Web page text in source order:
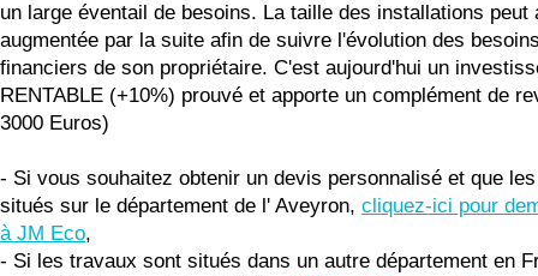
un large éventail de besoins. La taille des installations peut
augmentée par la suite afin de suivre l'évolution des
financiers de son propriétaire. C'est aujourd'hui un
RENTABLE (+10%) prouvé et apporte un complément de
3000 Euros)
- Si vous souhaitez obtenir un devis personnalisé et que
situés sur le département de l' Aveyron, cliquez-ici pour
à JM Eco,
- Si les travaux sont situés dans un autre département en